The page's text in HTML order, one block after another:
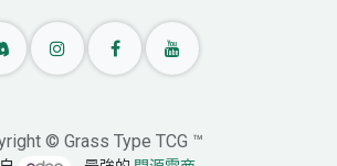
© Grass Type TCG ™